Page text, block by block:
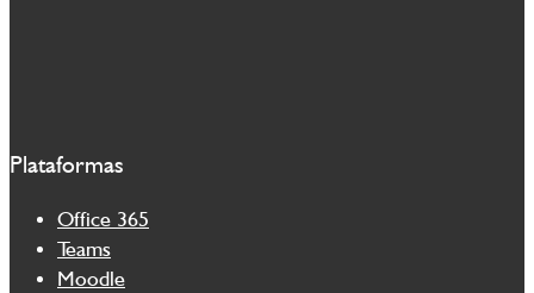
Plataformas
Office 365
Teams
Moodle